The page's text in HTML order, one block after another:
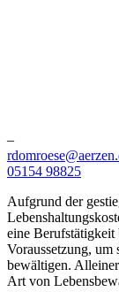
–
05154 98825
Aufgrund der
eine Berufstätigkeit
Voraussetzung, um
bewältigen.
Art von